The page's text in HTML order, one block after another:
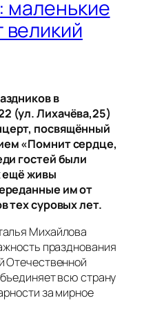
маленькие
в
(ул. Лихачёва,25)
посвящённый
«Помнит сердце,
гостей были
ещё живы
им от
тех суровых лет.
Михайлова
празднования
Отечественной
всю страну
за мирное